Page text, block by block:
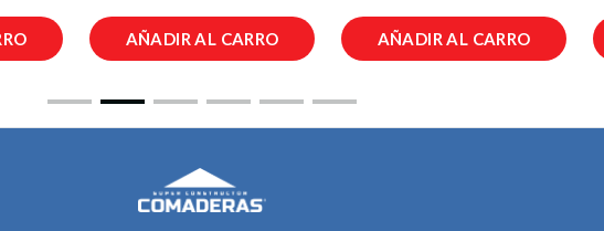
AÑADIR AL CARRO AÑADIR AL CARRO